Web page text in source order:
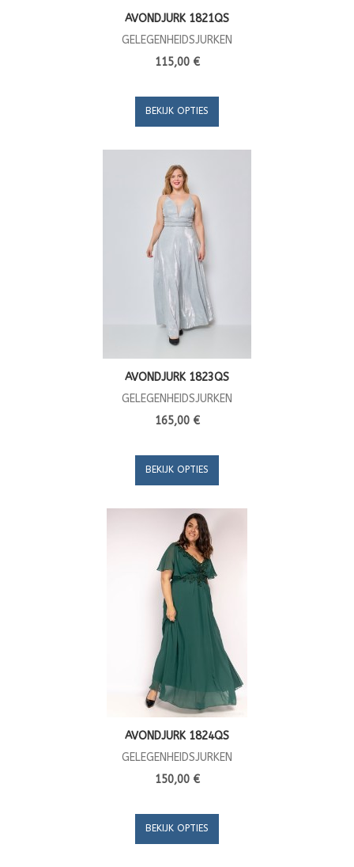
AVONDJURK 1821QS
GELEGENHEIDSJURKEN
115,00 €
BEKIJK OPTIES
AVONDJURK 1823QS
GELEGENHEIDSJURKEN
165,00 €
BEKIJK OPTIES
AVONDJURK 1824QS
GELEGENHEIDSJURKEN
150,00 €
BEKIJK OPTIES